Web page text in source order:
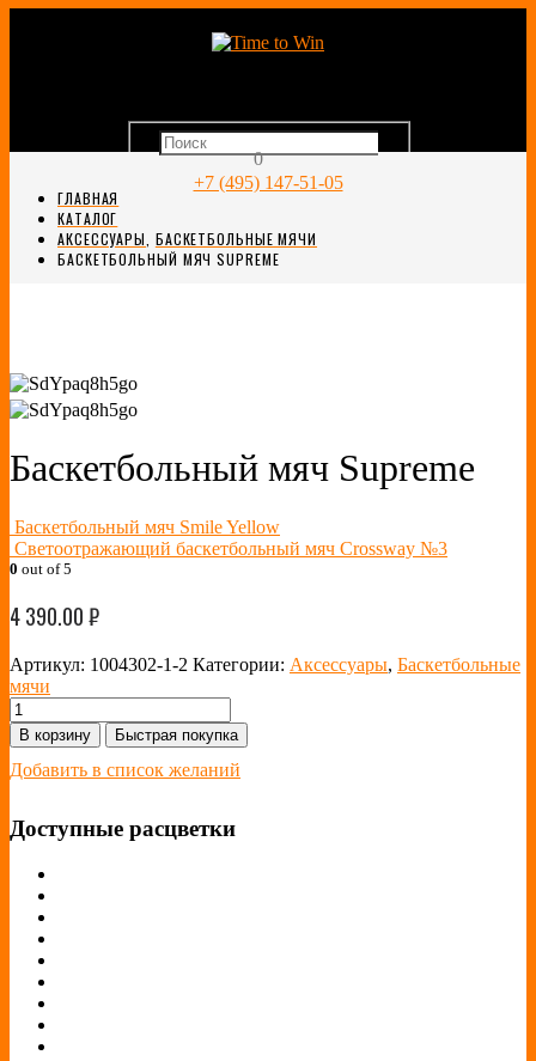
0
+7 (495) 147-51-05
ГЛАВНАЯ
КАТАЛОГ
АКСЕССУАРЫ БАСКЕТБОЛЬНЫЕ МЯЧИ
БАСКЕТБОЛЬНЫЙ МЯЧ SUPREME
Баскетбольный мяч Supreme
Баскетбольный мяч Smile Yellow
Светоотражающий баскетбольный мяч Crossway №3
0 out of 5
4 390.00₽
Артикул: 1004302-1-2 Категории: Аксессуары, Баскетбольные
мячи
В корзину Быстрая покупка
Добавить в список желаний
Доступные расцветки